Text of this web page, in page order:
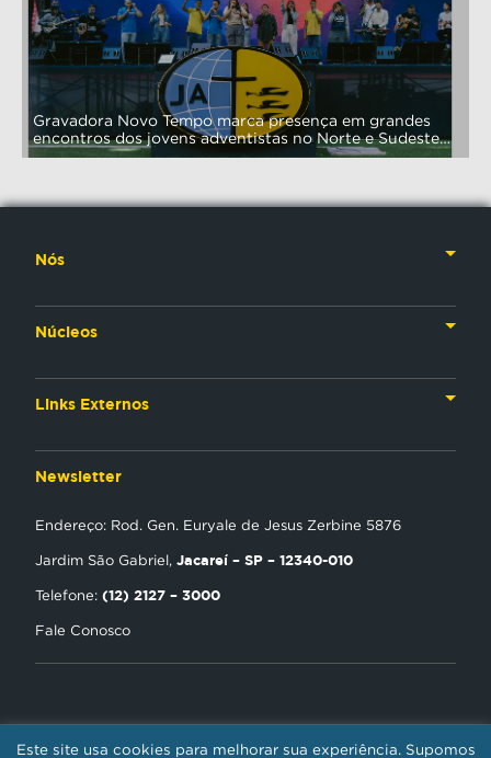
Gravadora Novo Tempo marca presença em grandes
encontros dos jovens adventistas no Norte e Sudeste
do país
Nós
Núcleos
Links Externos
Encontre uma Igreja
Trabalhe Conosco
Newsletter
Endereço: Rod. Gen. Euryale de Jesus Zerbine 5876
Jardim São Gabriel, Jacareí – SP – 12340-010
Telefone: (12) 2127 – 3000
Fale Conosco
Este site usa cookies para melhorar sua experiência. Supomos